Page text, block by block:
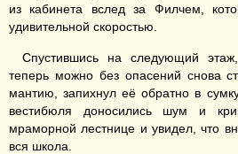
из кабинета вслед за Филчем,
удивительной скоростью.
Спустившись на следующий
теперь можно без опасений снова
мантию, запихнул её обратно в
вестибюля доносились шум и
мраморной лестнице и увидел, что
вся школа.